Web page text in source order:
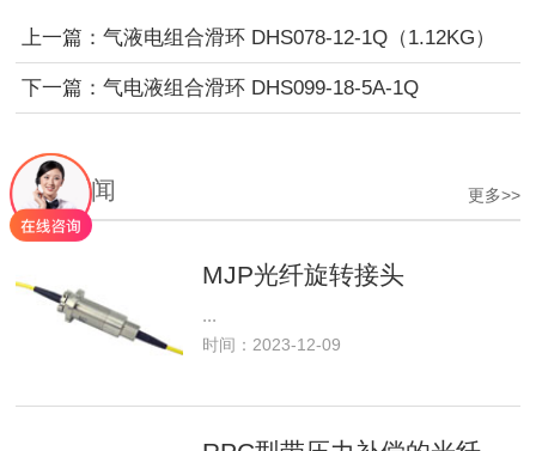
上一篇：气液电组合滑环 DHS078-12-1Q（1.12KG）
下一篇：气电液组合滑环 DHS099-18-5A-1Q
更多>>
推荐新闻
MJP光纤旋转接头
...
时间：2023-12-09